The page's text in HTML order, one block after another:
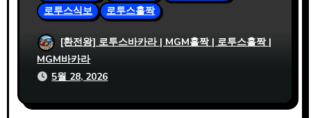
로투스식보
로투스홀짝
사설파워볼 사이트 비교 시 MGM홀짝 지원
확인 필수인 이유
[환전왕] 로투스바카라 | MGM홀짝 | 로투스홀짝 |
MGM바카라
5월 28, 2026